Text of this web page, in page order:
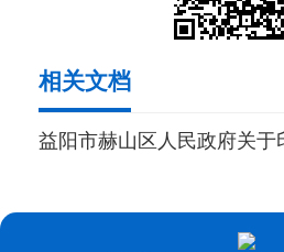
相关文档